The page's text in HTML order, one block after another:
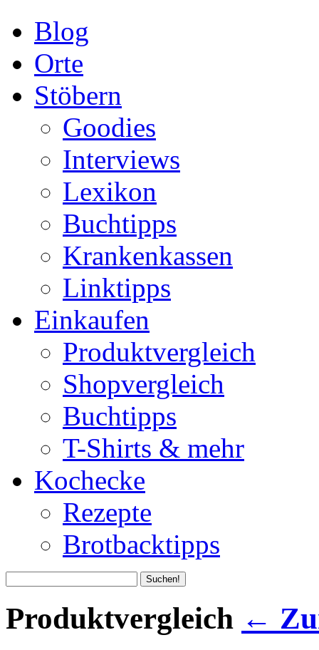
Blog
Orte
Stöbern
Goodies
Interviews
Lexikon
Buchtipps
Krankenkassen
Linktipps
Einkaufen
Produktvergleich
Shopvergleich
Buchtipps
T-Shirts & mehr
Kochecke
Rezepte
Brotbacktipps
Produktvergleich ←